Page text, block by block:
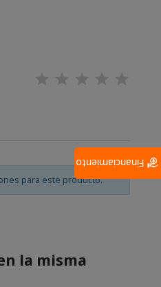
para este producto.
la misma
Financiamiento